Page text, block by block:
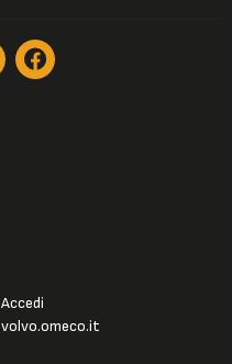
Accedi
volvo.omeco.it